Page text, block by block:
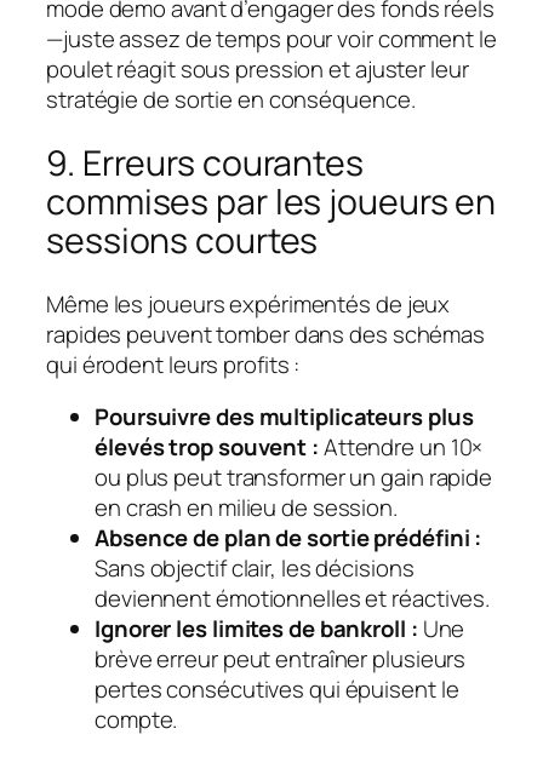
mode demo avant d’engager des fonds réels
—juste assez de temps pour voir comment le
poulet réagit sous pression et ajuster leur
stratégie de sortie en conséquence.
9. Erreurs courantes
commises par les joueurs en
sessions courtes
Même les joueurs expérimentés de jeux
rapides peuvent tomber dans des schémas
qui érodent leurs profits :
Poursuivre des multiplicateurs plus
élevés trop souvent :Attendre un 10×
ou plus peut transformer un gain rapide
en crash en milieu de session.
Absence de plan de sortie prédéfini :
Sans objectif clair, les décisions
deviennent émotionnelles et réactives.
Ignorer les limites de bankroll : Une
brève erreur peut entraîner plusieurs
pertes consécutives qui épuisent le
compte.